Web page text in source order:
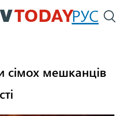
Перейти
до
РУС
сімох мешканців